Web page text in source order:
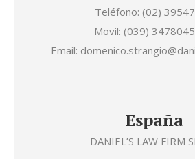
Teléfono: (02)
Movil: (039)
Email:
España
DANIEL’S LAW FIRM